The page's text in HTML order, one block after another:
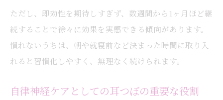
ただし、即効性を期待しすぎず、数週間から1ヶ月ほど継
続することで徐々に効果を実感できる傾向があります。
慣れないうちは、朝や就寝前など決まった時間に取り入
れると習慣化しやすく、無理なく続けられます。
自律神経ケアとしての耳つぼの重要な役割